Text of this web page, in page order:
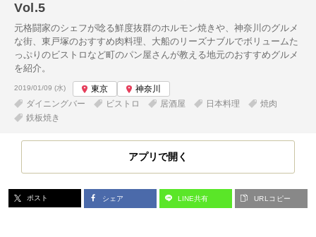
Vol.5
元格闘家のシェフが唸る鮮度抜群のホルモン焼きや、神奈川のグルメ
な街、東戸塚のおすすめ肉料理、大船のリーズナブルでボリュームた
っぷりのビストロなど町のパン屋さんが教える地元のおすすめグルメ
を紹介。
投稿日:
2019/01/09 (水) 東京
神奈川
ダイニングバー
ビストロ 居酒屋 日本料理
焼肉
鉄板焼き
アプリで開く
ポスト シェア LINE共有 URLコピー